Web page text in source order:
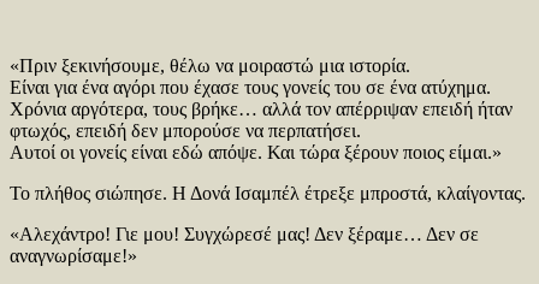
«Πριν ξεκινήσουμε, θέλω να μοιραστώ μια ιστορία.
Είναι για ένα αγόρι που έχασε τους γονείς του σε ένα ατύχημα.
Χρόνια αργότερα, τους βρήκε… αλλά τον απέρριψαν επειδή ήταν
φτωχός, επειδή δεν μπορούσε να περπατήσει.
Αυτοί οι γονείς είναι εδώ απόψε. Και τώρα ξέρουν ποιος είμαι.»
Το πλήθος σιώπησε. Η Δονά Ισαμπέλ έτρεξε μπροστά, κλαίγοντας.
«Αλεχάντρο! Γιε μου! Συγχώρεσέ μας! Δεν ξέραμε… Δεν σε
αναγνωρίσαμε!»